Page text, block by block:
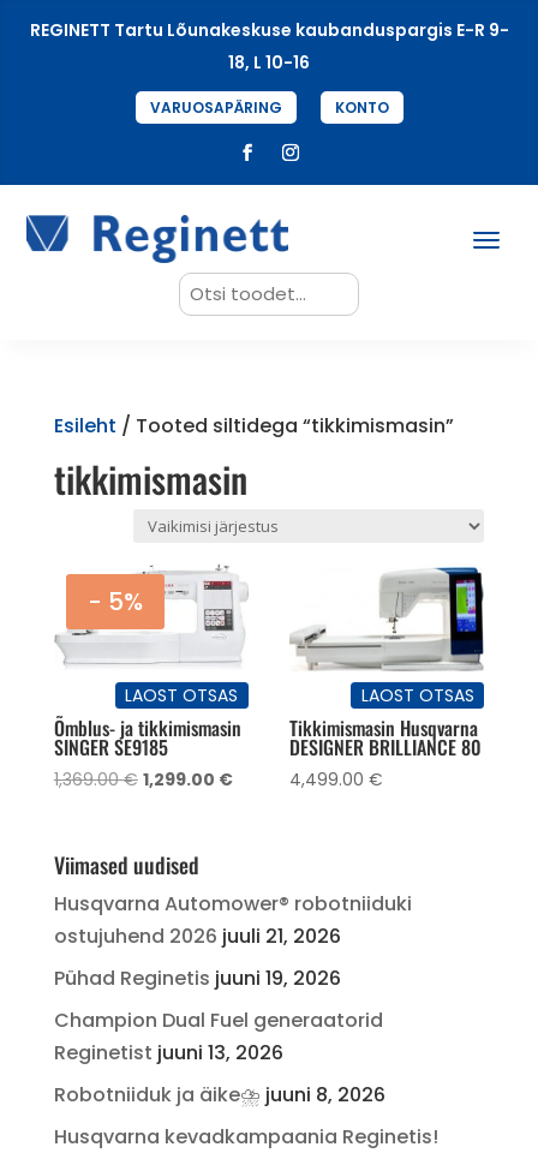
REGINETT Tartu Lõunakeskuse kaubanduspargis E-R 9-
18, L 10-16
VARUOSAPÄRING KONTO
Search
for:
Esileht / Tooted siltidega “tikkimismasin”
tikkimismasin
- 5%
LAOST OTSAS
Õmblus- ja tikkimismasin
SINGER SE9185
1,369.00€ Algne
1,369.00 €.
1,299.00 €Current
LAOST OTSAS
Tikkimismasin Husqvarna
DESIGNER BRILLIANCE 80
4,499.00€
Viimased uudised
Husqvarna Automower® robotniiduki
ostujuhend 2026 juuli 21, 2026
Pühad Reginetis juuni 19, 2026
Champion Dual Fuel generaatorid
Reginetist juuni 13, 2026
Robotniiduk ja äike⛈️ juuni 8, 2026
Husqvarna kevadkampaania Reginetis!